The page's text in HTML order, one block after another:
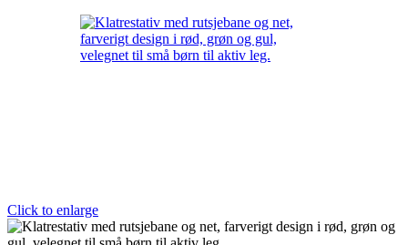
Click to enlarge